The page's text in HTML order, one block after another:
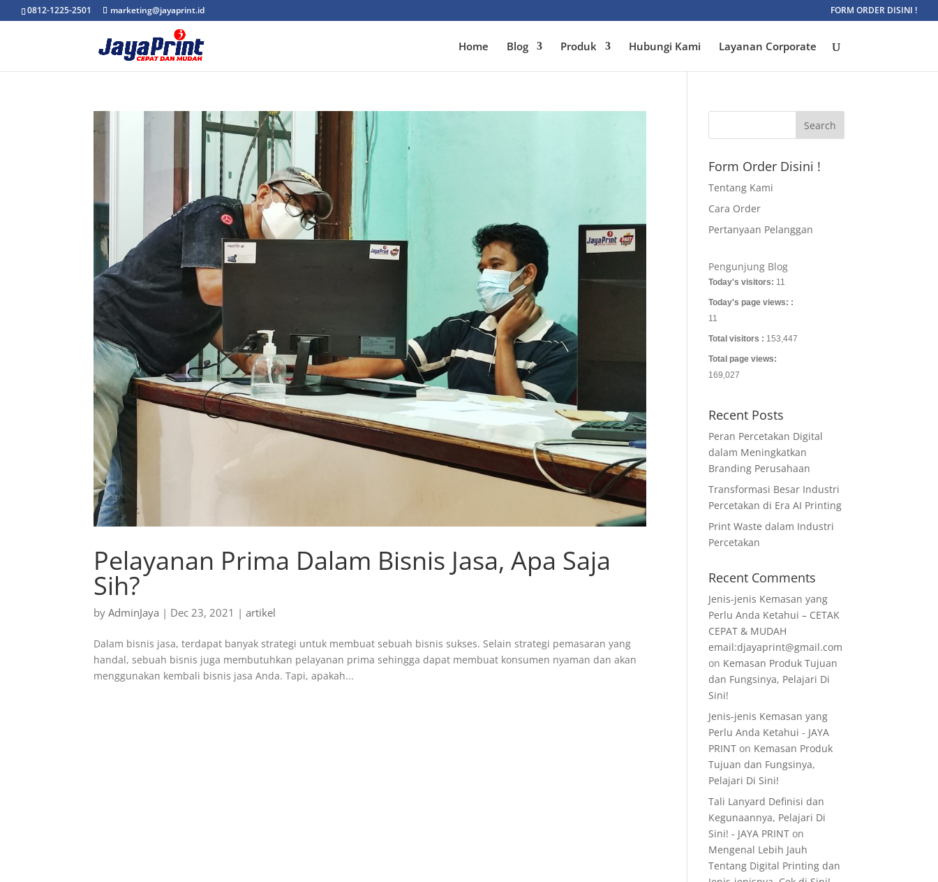
0812-1225-2501 marketing@jayaprint.id FORM ORDER DISINI !
Home Blog Produk Hubungi Kami Layanan Corporate
Pelayanan Prima Dalam Bisnis Jasa, Apa Saja
Sih?
byAdminJaya | Dec 23, 2021 |artikel
Dalam bisnis jasa, terdapat banyak strategi untuk membuat sebuah bisnis sukses. Selain strategi pemasaran yang
handal, sebuah bisnis juga membutuhkan pelayanan prima sehingga dapat membuat konsumen nyaman dan akan
menggunakan kembali bisnis jasa Anda. Tapi, apakah...
Form Order Disini !
Tentang Kami
Cara Order
Pertanyaan Pelanggan
Pengunjung Blog
Today's visitors: 11
Today's page views: :
11
Total visitors : 153,447
Total page views:
169,027
Recent Posts
Peran Percetakan Digital
dalam Meningkatkan
Branding Perusahaan
Transformasi Besar Industri
Percetakan di Era AI Printing
Print Waste dalam Industri
Percetakan
Recent Comments
Jenis-jenis Kemasan yang
Perlu Anda Ketahui – CETAK
CEPAT & MUDAH
email:djayaprint@gmail.com
on Kemasan Produk Tujuan
dan Fungsinya, Pelajari Di
Sini!
Jenis-jenis Kemasan yang
Perlu Anda Ketahui - JAYA
PRINT on Kemasan Produk
Tujuan dan Fungsinya,
Pelajari Di Sini!
Tali Lanyard Definisi dan
Kegunaannya, Pelajari Di
Sini! - JAYA PRINT on
Mengenal Lebih Jauh
Tentang Digital Printing dan